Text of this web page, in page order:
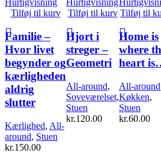
Hurtigvisning
Tilføj til kurv
Familie –
Hvor livet
begynder og
kærligheden
aldrig
slutter
Kærlighed, All-
around, Stuen
kr.150.00
Hurtigvisning
Tilføj til kurv
Hjort i
streger –
Geometri
All-around,
Soveværelset,
Stuen
kr.120.00
Tilføj til
Home is
where
heart
All-around
Køkken,
Stuen
kr.60.00